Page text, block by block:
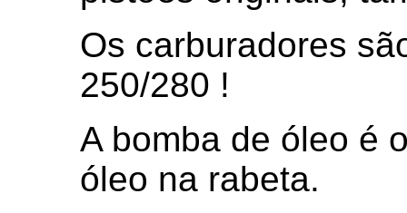
Os carburadores
250/280 !
A bomba de óleo é
óleo na rabeta.